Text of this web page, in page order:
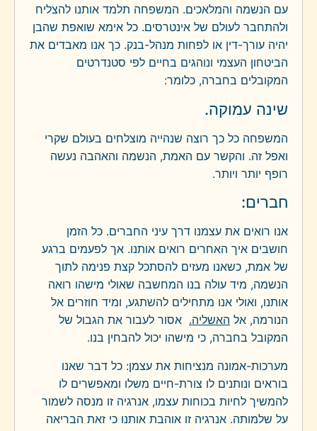
עם הנשמה והמלאכים. המשפחה תלמד אותנו להצליח
ולהתחבר לעולם של אינטרסים. כל אימא שואפת שהבן
יהיה עורך-דין או לפחות מנהל-בנק. כך אנו מאבדים את
הביטחון העצמי ונוהגים בחיים לפי סטנדרטים
המקובלים בחברה, כלומר:
שינה עמוקה.
המשפחה כל כך רוצה שנהייה מוצלחים בעולם שקרי
ואפל זה. והקשר עם האמת, הנשמה והאהבה נעשה
רופף יותר ויותר.
חברים:
אנו רואים את עצמנו דרך עיני החברים. כל הזמן
חושבים איך האחרים רואים אותנו. אך לפעמים ברגע
של אמת, כשאנו מעזים להסתכל קצת פנימה לתוך
הנשמה, מיד עולה בנו המחשבה שאולי מישהו רואה
אותנו, ואולי אנו מתחילים להשתגע, ומיד חוזרים אל
הנורמה, אל האשליה. אסור לעבור את הגבול של
המקובל בחברה, כי מישהו יכול להבחין בנו.
מערכות-אמונה מנציחות את עצמן: כל דבר שאנו
בוראים ונותנים לו צורת-חיים משלו ומאפשרים לו
להמשיך לחיות בכוחות עצמו, אנרגיה זו מנסה לשמור
על שלמותה. אנרגיה זו אוהבת אותנו כי זאת הבריאה